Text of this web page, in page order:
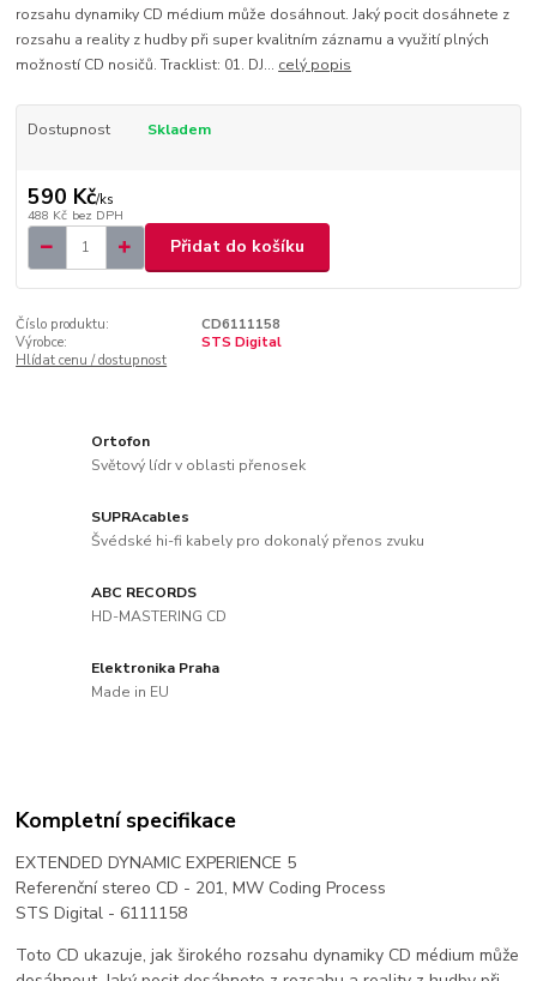
rozsahu dynamiky CD médium může dosáhnout. Jaký pocit dosáhnete z
rozsahu a reality z hudby při super kvalitním záznamu a využití plných
možností CD nosičů. Tracklist: 01. DJ... celý popis
Dostupnost Skladem
590 Kč/ks
488 Kč bez DPH
Přidat do košíku
Číslo produktu:
CD6111158
Výrobce:
STS Digital
Hlídat cenu / dostupnost
Ortofon
Světový lídr v oblasti přenosek
SUPRAcables
Švédské hi-fi kabely pro dokonalý přenos zvuku
ABC RECORDS
HD-MASTERING CD
Elektronika Praha
Made in EU
Kompletní specifikace
EXTENDED DYNAMIC EXPERIENCE 5
Referenční stereo CD - 201, MW Coding Process
STS Digital - 6111158
Toto CD ukazuje, jak širokého rozsahu dynamiky CD médium může